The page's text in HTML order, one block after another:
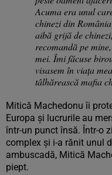
Acuma era unul
chinezi din
aibă grijă de
recomandă pe
mei. Îmi făcuse
visasem în viața
tâlhărească mafia
Mitică Machedonu îi
Europa și lucrurile au
într-un punct însă. Într-o
complex și i-a rănit unul
ambuscadă, Mitică
piept.